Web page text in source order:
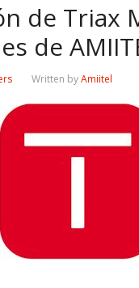
de Triax
de
Written byAmiitel